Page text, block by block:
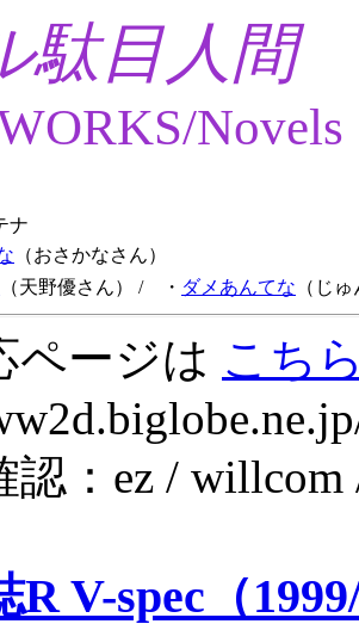
駄目人間
Novels
ナ
（おさかなさん）
（天野優さん） / ・ ダメあんてな （じ
ページは こち
認：ez /
R V-spec（